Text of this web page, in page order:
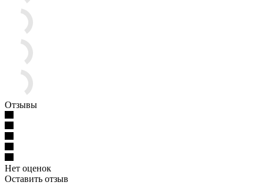
Отзывы
Нет оценок
Оставить отзыв